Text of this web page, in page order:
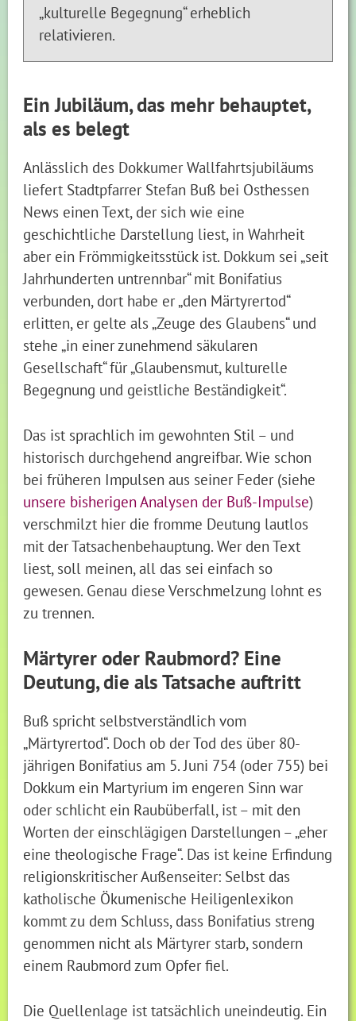
„kulturelle Begegnung“ erheblich
relativieren.
Ein Jubiläum, das mehr behauptet,
als es belegt
Anlässlich des Dokkumer Wallfahrtsjubiläums
liefert Stadtpfarrer Stefan Buß bei Osthessen
News einen Text, der sich wie eine
geschichtliche Darstellung liest, in Wahrheit
aber ein Frömmigkeitsstück ist. Dokkum sei „seit
Jahrhunderten untrennbar“ mit Bonifatius
verbunden, dort habe er „den Märtyrertod“
erlitten, er gelte als „Zeuge des Glaubens“ und
stehe „in einer zunehmend säkularen
Gesellschaft“ für „Glaubensmut, kulturelle
Begegnung und geistliche Beständigkeit“.
Das ist sprachlich im gewohnten Stil – und
historisch durchgehend angreifbar. Wie schon
bei früheren Impulsen aus seiner Feder (siehe
unsere bisherigen Analysen der Buß-Impulse)
verschmilzt hier die fromme Deutung lautlos
mit der Tatsachenbehauptung. Wer den Text
liest, soll meinen, all das sei einfach so
gewesen. Genau diese Verschmelzung lohnt es
zu trennen.
Märtyrer oder Raubmord? Eine
Deutung, die als Tatsache auftritt
Buß spricht selbstverständlich vom
„Märtyrertod“. Doch ob der Tod des über 80-
jährigen Bonifatius am 5. Juni 754 (oder 755) bei
Dokkum ein Martyrium im engeren Sinn war
oder schlicht ein Raubüberfall, ist – mit den
Worten der einschlägigen Darstellungen – „eher
eine theologische Frage“. Das ist keine Erfindung
religionskritischer Außenseiter: Selbst das
katholische Ökumenische Heiligenlexikon
kommt zu dem Schluss, dass Bonifatius streng
genommen nicht als Märtyrer starb, sondern
einem Raubmord zum Opfer fiel.
Die Quellenlage ist tatsächlich uneindeutig. Ein